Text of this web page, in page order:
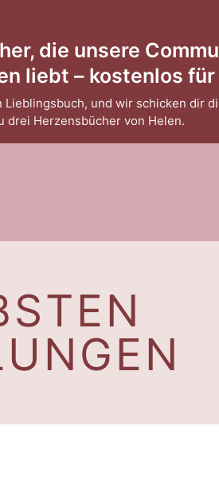
die unsere
liebt – kostenlos
Lieblingsbuch, und wir schicken dir
drei Herzensbücher von Helen.